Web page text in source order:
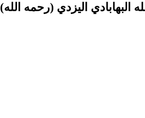
البهابادي اليزدي (رحمه الله)